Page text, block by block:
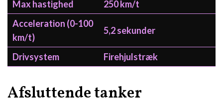
Max hastighed
250 km/t
Acceleration (0-100
km/t)
5,2 sekunder
Drivsystem Firehjulstræk
Afsluttende tanker